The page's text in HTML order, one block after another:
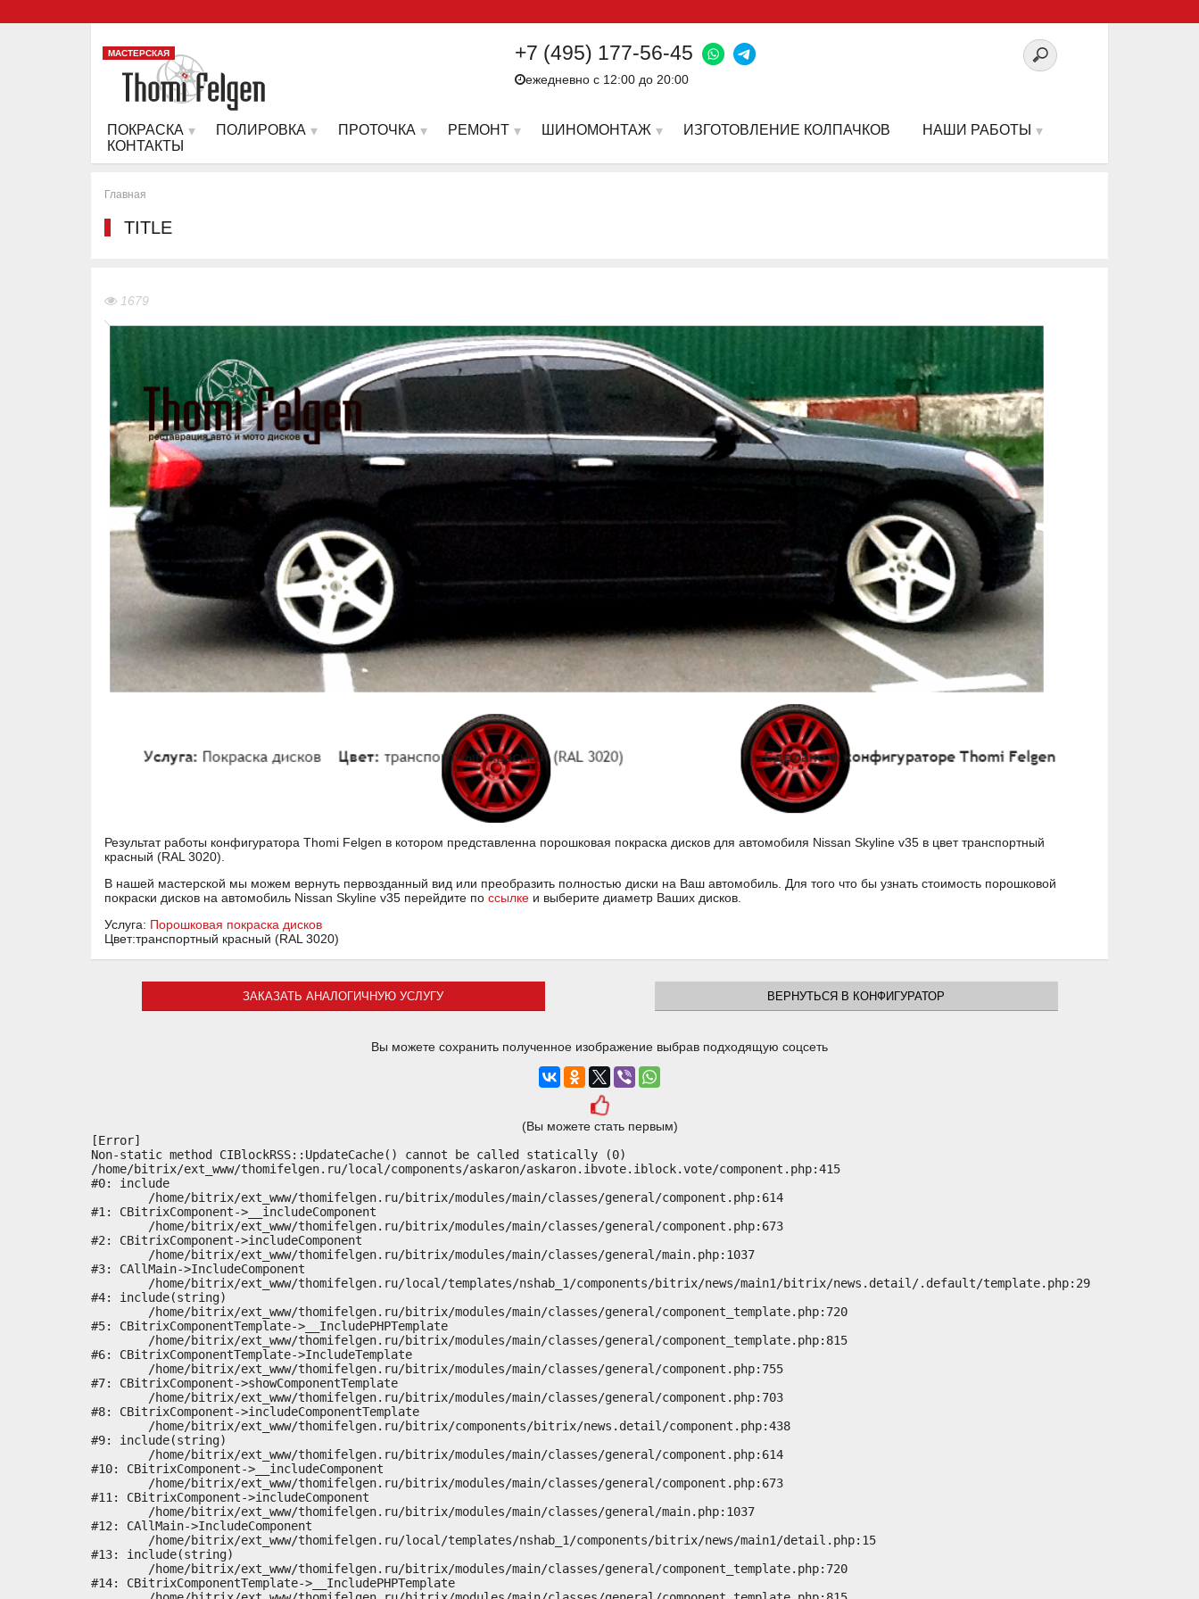
МАСТЕРСКАЯ +7 (495) 177-56-45
ежедневно с 12:00 до 20:00
ПОКРАСКА ПОЛИРОВКА ПРОТОЧКА РЕМОНТ ШИНОМОНТАЖ ИЗГОТОВЛЕНИЕ КОЛПАЧКОВ
НАШИ РАБОТЫ
КОНТАКТЫ
Главная
TITLE
1679
Результат работы конфигуратора Thomi Felgen в котором представленна порошковая покраска дисков для автомобиля Nissan Skyline v35 в цвет транспортный
красный (RAL 3020).
В нашей мастерской мы можем вернуть первозданный вид или преобразить полностью диски на Ваш автомобиль. Для того что бы узнать стоимость порошковой
покраски дисков на автомобиль Nissan Skyline v35 перейдите по ссылке и выберите диаметр Ваших дисков.
Услуга: Порошковая покраска дисков
Цвет:транспортный красный (RAL 3020)
ЗАКАЗАТЬ АНАЛОГИЧНУЮ УСЛУГУ ВЕРНУТЬСЯ В КОНФИГУРАТОР
Вы можете сохранить полученное изображение выбрав подходящую соцсеть
(Вы можете стать первым)
[Error]
Non-static method CIBlockRSS::UpdateCache() cannot be called statically (0)
/home/bitrix/ext_www/thomifelgen.ru/local/components/askaron/askaron.ibvote.iblock.vote/component.php:415
#0: include
#1: CBitrixComponent->__includeComponent
#2: CBitrixComponent->includeComponent
#3: CAllMain->IncludeComponent
#4: include(string)
#5: CBitrixComponentTemplate->__IncludePHPTemplate
#6: CBitrixComponentTemplate->IncludeTemplate
#7: CBitrixComponent->showComponentTemplate
#8: CBitrixComponent->includeComponentTemplate
#9: include(string)
#10: CBitrixComponent->__includeComponent
#11: CBitrixComponent->includeComponent
#12: CAllMain->IncludeComponent
#13: include(string)
#14: CBitrixComponentTemplate->__IncludePHPTemplate